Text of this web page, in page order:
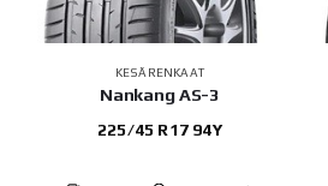
KESÄRENKAAT
Nankang AS-3
225/45 R17 94Y